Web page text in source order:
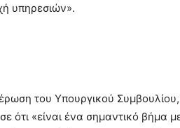
υπηρεσιών».
του Υπουργικού
«είναι ένα σημαντικό βήμα με